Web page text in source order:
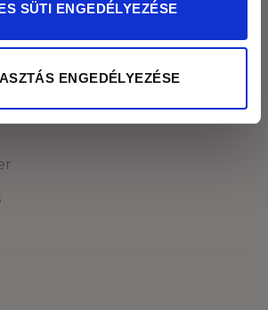
SÜTI ENGEDÉLYEZÉSE
ENGEDÉLYEZÉSE